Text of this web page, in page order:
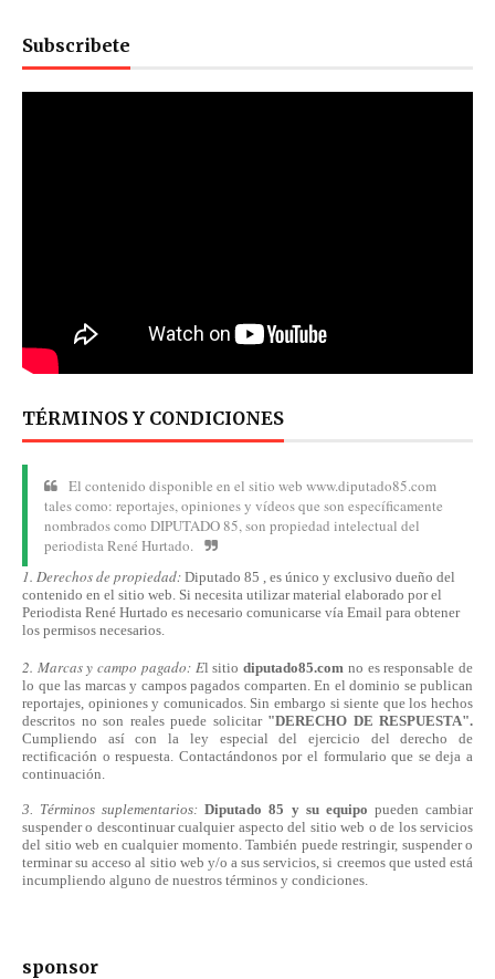
Subscribete
TÉRMINOS Y CONDICIONES
El contenido disponible en el sitio web www.diputado85.com
tales como: reportajes, opiniones y vídeos que son específicamente
nombrados como DIPUTADO 85, son propiedad intelectual del
periodista René Hurtado.
1. Derechos de propiedad: Diputado 85 , es único y exclusivo dueño del
contenido en el sitio web. Si necesita utilizar material elaborado por el
Periodista René Hurtado es necesario comunicarse vía Email para obtener
los permisos necesarios.
2. Marcas y campo pagado: El sitiodiputado85.com no es responsable de
lo que las marcas y campos pagados comparten. En el dominio se publican
reportajes, opiniones y comunicados. Sin embargo si siente que los hechos
descritos no son reales puede solicitar "DERECHO DE RESPUESTA".
Cumpliendo asícon la ley especial del ejercicio del derecho de
rectificación o respuesta. Contactándonospor el formulario que se deja a
continuación.
3. Términos suplementarios:Diputado 85 y su equipo pueden cambiar
suspender o descontinuar cualquier aspecto del sitio web o de los servicios
del sitio web en cualquier momento. También puede restringir, suspender o
terminar su acceso al sitio web y/o a sus servicios, si creemos que usted está
incumpliendo alguno de nuestros términos y condiciones.
sponsor